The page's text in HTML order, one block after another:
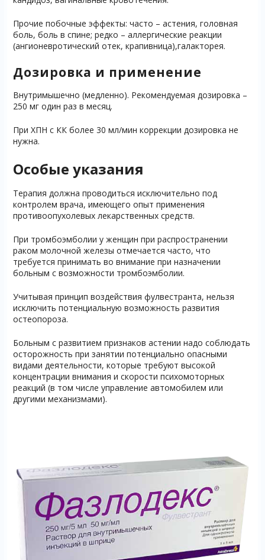
Прочие побочные эффекты: часто – астения, головная
боль, боль в спине; редко – аллергические реакции
(ангионевротический отек, крапивница),галакторея.
Дозировка и применение
Внутримышечно (медленно). Рекомендуемая дозировка –
250 мг один раз в месяц.
При ХПН с КК более 30 мл/мин коррекции дозировка не
нужна.
Особые указания
Терапия должна проводиться исключительно под
контролем врача, имеющего опыт применения
противоопухолевых лекарственных средств.
При тромбоэмболии у женщин при распространении
раком молочной железы отмечается часто, что
требуется принимать во внимание при назначении
больным с возможности тромбоэмболии.
Учитывая принцип воздействия фулвестранта, нельзя
исключить потенциальную возможность развития
остеопороза.
Больным с развитием признаков астении надо соблюдать
осторожность при занятии потенциально опасными
видами деятельности, которые требуют высокой
концентрации внимания и скорости психомоторных
реакций (в том числе управление автомобилем или
другими механизмами).